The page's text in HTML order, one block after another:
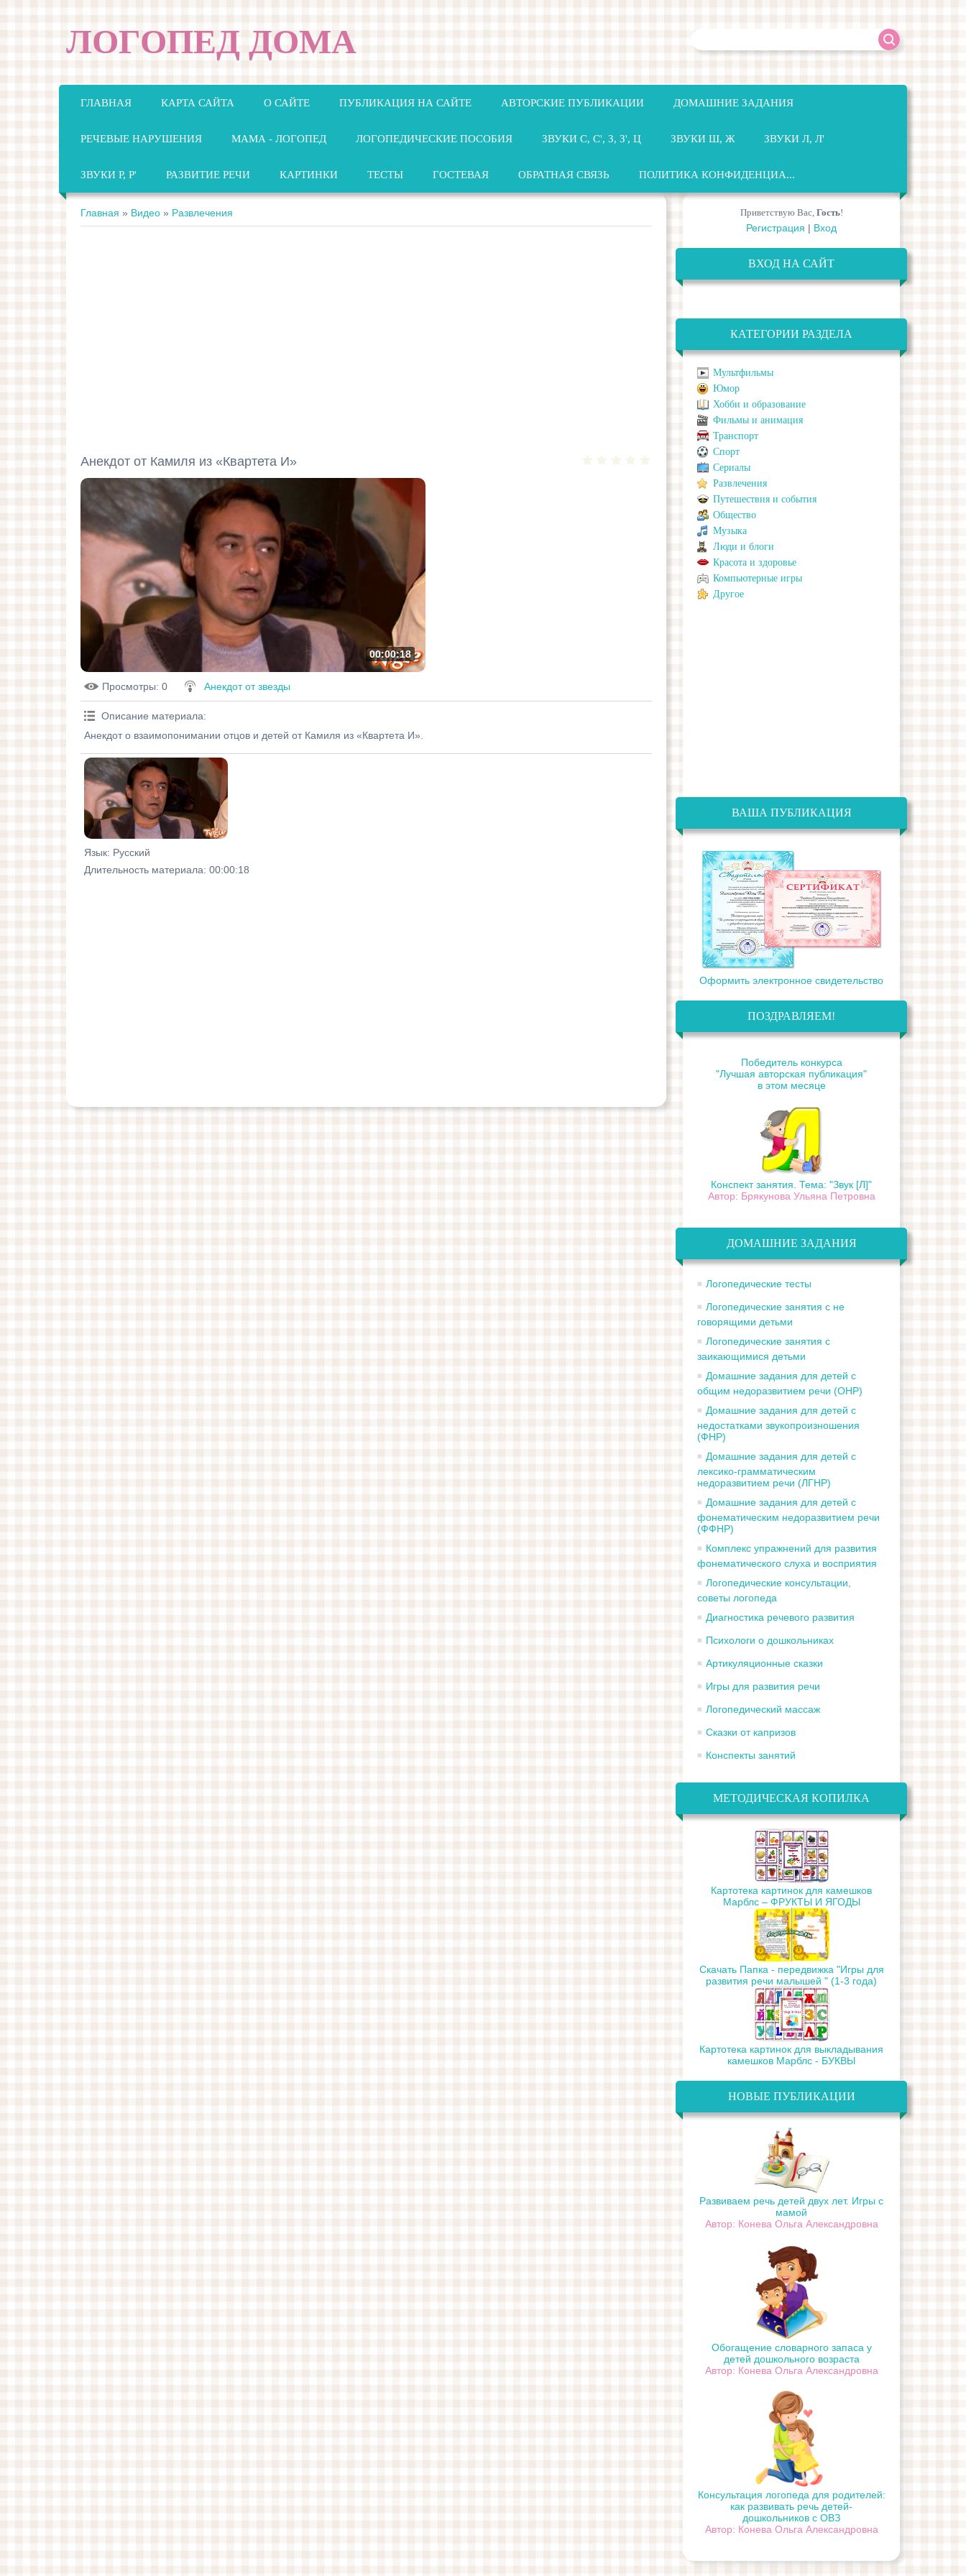
ЛОГОПЕД ДОМА
ГЛАВНАЯ КАРТА САЙТА О САЙТЕ ПУБЛИКАЦИЯ НА САЙТЕ АВТОРСКИЕ ПУБЛИКАЦИИ ДОМАШНИЕ ЗАДАНИЯ
РЕЧЕВЫЕ НАРУШЕНИЯ МАМА - ЛОГОПЕД ЛОГОПЕДИЧЕСКИЕ ПОСОБИЯ ЗВУКИ С, С', З, З', Ц ЗВУКИ Ш, Ж ЗВУКИ Л, Л'
ЗВУКИ Р, Р' РАЗВИТИЕ РЕЧИ КАРТИНКИ ТЕСТЫ ГОСТЕВАЯ ОБРАТНАЯ СВЯЗЬ ПОЛИТИКА КОНФИДЕНЦИА...
Главная » Видео » Развлечения
Анекдот от Камиля из «Квартета И»
00:00:18
Просмотры: 0 Анекдот от звезды
Описание материала:
Анекдот о взаимопонимании отцов и детей от Камиля из «Квартета И».
Язык: Русский
Длительность материала: 00:00:18
Приветствую Вас, Гость!
Регистрация | Вход
ВХОД НА САЙТ
КАТЕГОРИИ РАЗДЕЛА
Мультфильмы
Юмор
Хобби и образование
Фильмы и анимация
Транспорт
Спорт
Сериалы
Развлечения
Путешествия и события
Общество
Музыка
Люди и блоги
Красота и здоровье
Компьютерные игры
Другое
ВАША ПУБЛИКАЦИЯ
Оформить электронное свидетельство
ПОЗДРАВЛЯЕМ!
Победитель конкурса
"Лучшая авторская публикация"
в этом месяце
Конспект занятия. Тема: "Звук [Л]"
Автор: Брякунова Ульяна Петровна
ДОМАШНИЕ ЗАДАНИЯ
Логопедические тесты
Логопедические занятия с не
говорящими детьми
Логопедические занятия с
заикающимися детьми
Домашние задания для детей с
общим недоразвитием речи (ОНР)
Домашние задания для детей с
недостатками звукопроизношения
(ФНР)
Домашние задания для детей с
лексико-грамматическим
недоразвитием речи (ЛГНР)
Домашние задания для детей с
фонематическим недоразвитием речи
(ФФНР)
Комплекс упражнений для развития
фонематического слуха и восприятия
Логопедические консультации,
советы логопеда
Диагностика речевого развития
Психологи о дошкольниках
Артикуляционные сказки
Игры для развития речи
Логопедический массаж
Сказки от капризов
Конспекты занятий
МЕТОДИЧЕСКАЯ КОПИЛКА
Картотека картинок для камешков
Марблс – ФРУКТЫ И ЯГОДЫ
Скачать Папка - передвижка "Игры для
развития речи малышей " (1-3 года)
Картотека картинок для выкладывания
камешков Марблс - БУКВЫ
НОВЫЕ ПУБЛИКАЦИИ
Развиваем речь детей двух лет. Игры с
мамой
Автор: Конева Ольга Александровна
Обогащение словарного запаса у
детей дошкольного возраста
Автор: Конева Ольга Александровна
Консультация логопеда для родителей:
как развивать речь детей-
дошкольников с ОВЗ
Автор: Конева Ольга Александровна